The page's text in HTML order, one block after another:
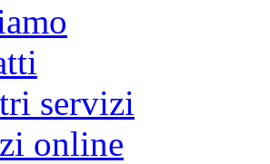
servizi
online